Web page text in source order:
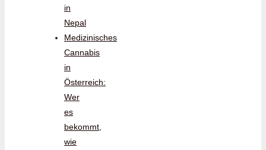
in
Nepal
Medizinisches
Cannabis
in
Österreich:
Wer
es
bekommt,
wie